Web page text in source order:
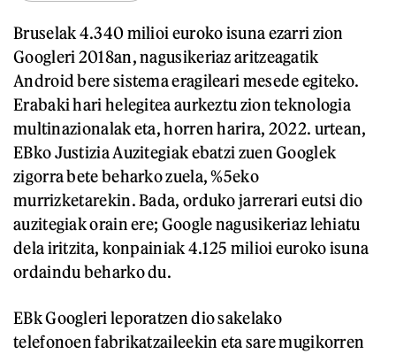
Bruselak 4.340 milioi euroko isuna ezarri zion
Googleri 2018an, nagusikeriaz aritzeagatik
Android bere sistema eragileari mesede egiteko.
Erabaki hari helegitea aurkeztu zion teknologia
multinazionalak eta, horren harira, 2022. urtean,
EBko Justizia Auzitegiak ebatzi zuen Googlek
zigorra bete beharko zuela, %5eko
murrizketarekin. Bada, orduko jarrerari eutsi dio
auzitegiak orain ere; Google nagusikeriaz lehiatu
dela iritzita, konpainiak 4.125 milioi euroko isuna
ordaindu beharko du.
EBk Googleri leporatzen dio sakelako
telefonoen fabrikatzaileekin eta sare mugikorren